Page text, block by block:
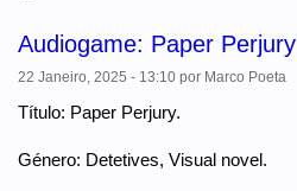
Audiogame: Paper Perjury
22 Janeiro, 2025 - 13:10 por Marco Poeta
Título: Paper Perjury.
Género: Detetives, Visual novel.